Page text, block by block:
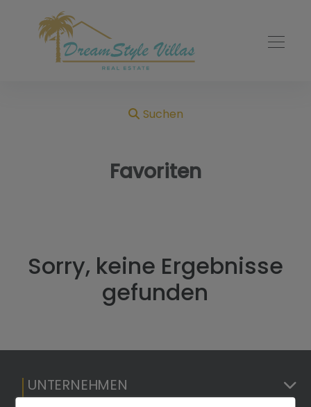
Suchen
Favoriten
Sorry, keine Ergebnisse
gefunden
UNTERNEHMEN